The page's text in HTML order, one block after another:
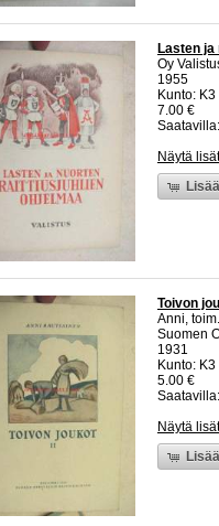
Lasten
Oy
1955
Kunto:
7.00 €
Näytä
Toivon
Anni, toim.
Suomen
1931
Kunto:
5.00 €
Näytä